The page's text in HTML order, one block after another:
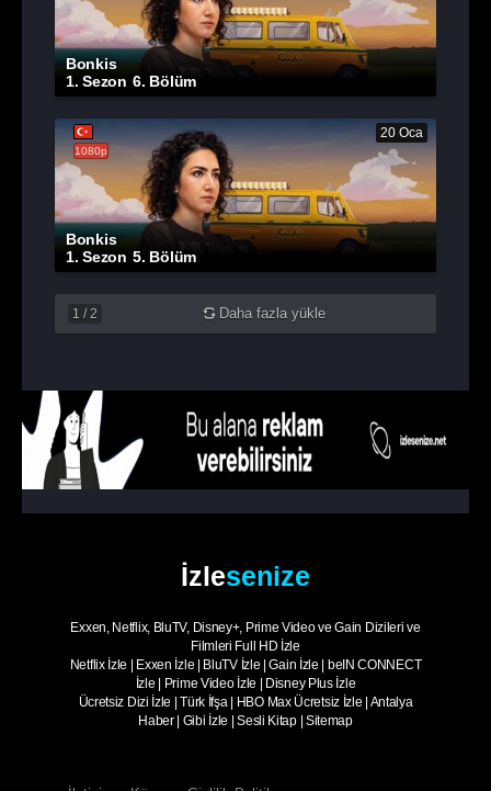
Bonkis
1. Sezon 6. Bölüm
1080p
20 Oca
Bonkis
1. Sezon 5. Bölüm
1 / 2 Daha fazla yükle
İzlesenize
Exxen, Netflix, BluTV, Disney+, Prime Video ve Gain Dizileri ve
Filmleri Full HD İzle
Netflix İzle | Exxen İzle | BluTV İzle |Gain İzle | beIN CONNECT
İzle | Prime Video İzle | Disney Plus İzle
Ücretsiz Dizi İzle |Türk İfşa | HBO Max Ücretsiz İzle | Antalya
Haber| Gibi İzle |Sesli Kitap| Sitemap